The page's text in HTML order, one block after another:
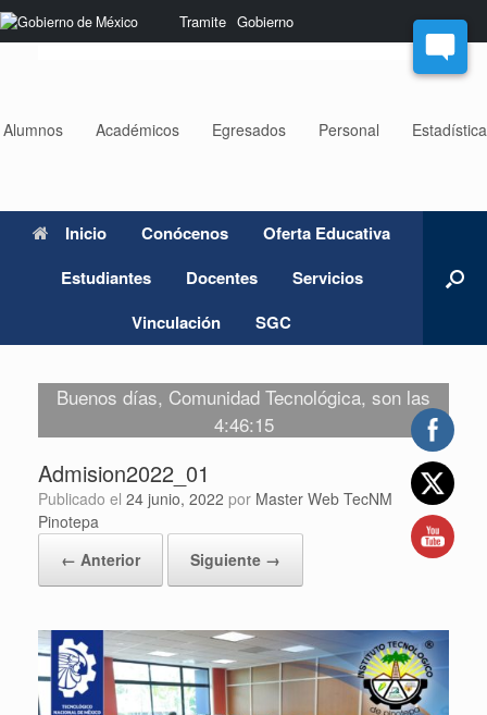
Nota:
este
sistema
Tramite Gobierno
Saltar
al
Alumnos Académicos Egresados Personal
Inicio Conócenos
Oferta Educativa
Estudiantes
Docentes
Servicios
Vinculación
SGC
Buenos días, Comunidad Tecnológica, son las
4:46:15
Admision2022_01
Publicado el 24 junio, 2022 por Master Web TecNM
Pinotepa
← Anterior
Siguiente →